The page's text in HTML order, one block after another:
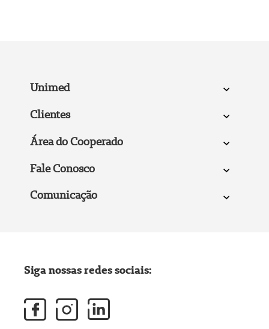
Unimed
Clientes
Área do Cooperado
Fale Conosco
Comunicação
Siga nossas redes sociais: